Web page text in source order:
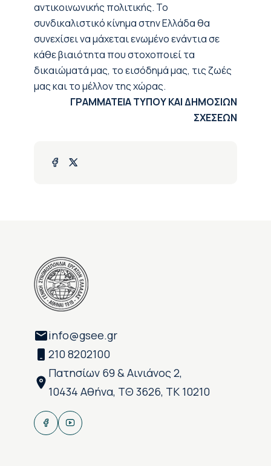
αντικοινωνικής πολιτικής. Το
συνδικαλιστικό κίνημα στην Ελλάδα θα
συνεχίσει να μάχεται ενωμένο ενάντια σε
κάθε βιαιότητα που στοχοποιεί τα
δικαιώματά μας, το εισόδημά μας, τις ζωές
μας και το μέλλον της χώρας.
ΓΡΑΜΜΑΤΕΙΑ ΤΥΠΟΥ ΚΑΙ ΔΗΜΟΣΙΩΝ
ΣΧΕΣΕΩΝ
info@gsee.gr
210 8202100
Πατησίων 69 & Αινιάνος 2,
10434 Αθήνα, ΤΘ 3626, ΤΚ 10210